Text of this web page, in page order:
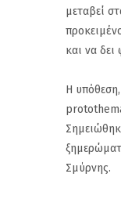
μεταβεί
και να
Η
Σμύρνης.